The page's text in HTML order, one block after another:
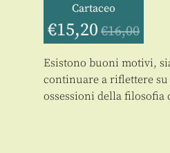
Cartaceo
€15,20 €16,00
Esistono buoni motivi,
continuare a riflettere
ossessioni della